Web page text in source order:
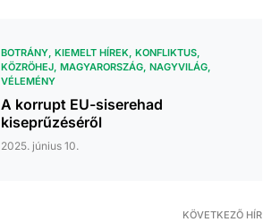
BOTRÁNY KIEMELT HÍREK KONFLIKTUS
KÖZRÖHEJ MAGYARORSZÁG NAGYVILÁG
VÉLEMÉNY
A korrupt EU-siserehad
kiseprűzéséről
2025. június 10.
KÖVETKEZŐ HÍR